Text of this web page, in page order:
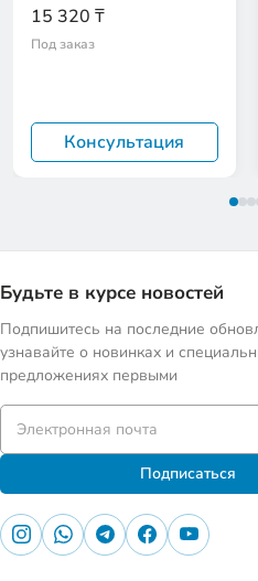
15 320 ₸
Под заказ
Консультация
Будьте в курсе новостей
Подпишитесь на последние
узнавайте о новинках и
предложениях первыми
Подписаться